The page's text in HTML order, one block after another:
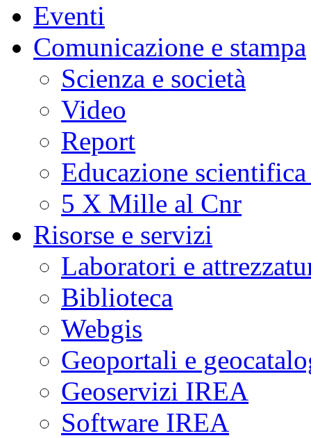
Eventi
Comunicazione e stampa
Scienza e società
Video
Report
Educazione
5 X Mille al Cnr
Risorse e servizi
Laboratori e
Biblioteca
Webgis
Geoportali e
Geoservizi IREA
Software IREA